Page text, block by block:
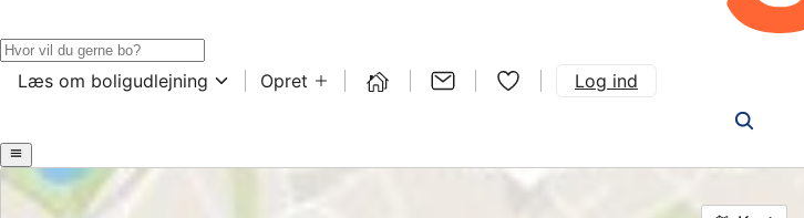
Læs om boligudlejning Opret Log ind